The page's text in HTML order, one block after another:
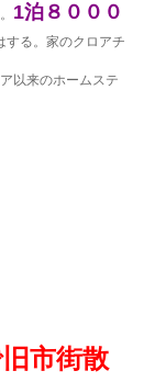
1泊８０００
する。家のクロアチ
以来のホームステ
市街散